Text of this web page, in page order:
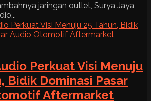
jaringan outlet, Surya Jaya
Perkuat Visi Menuju
Bidik Dominasi Pasar
Aftermarket